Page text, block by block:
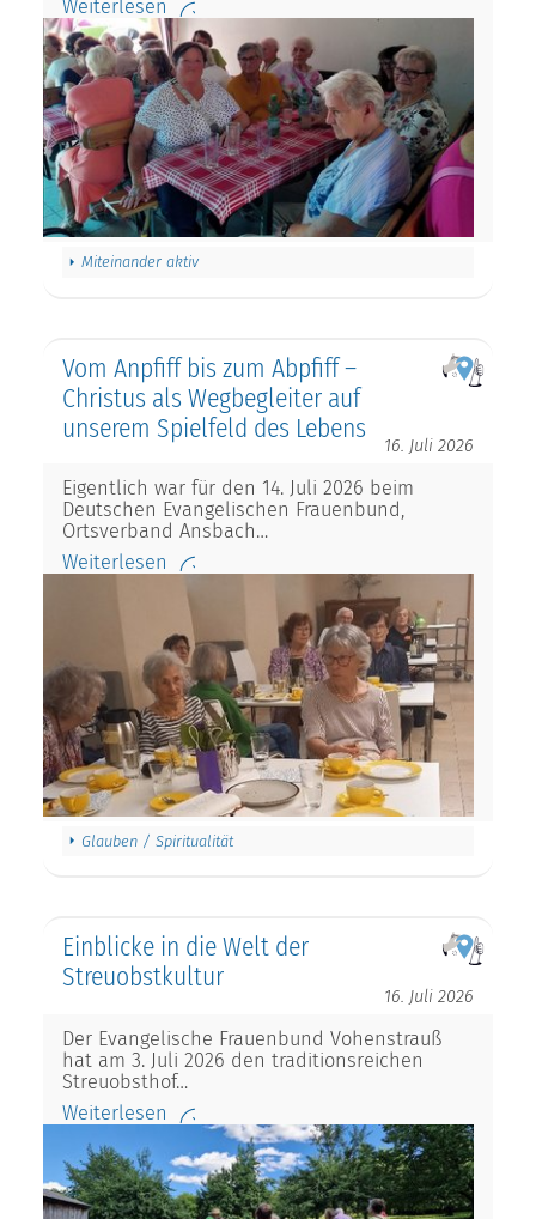
Weiterlesen
Miteinander aktiv
Vom Anpfiff bis zum Abpfiff –
Christus als Wegbegleiter auf
unserem Spielfeld des Lebens
16. Juli 2026
Eigentlich war für den 14. Juli 2026 beim
Deutschen Evangelischen Frauenbund,
Ortsverband Ansbach…
Weiterlesen
Glauben / Spiritualität
Einblicke in die Welt der
Streuobstkultur
16. Juli 2026
Der Evangelische Frauenbund Vohenstrauß
hat am 3. Juli 2026 den traditionsreichen
Streuobsthof…
Weiterlesen